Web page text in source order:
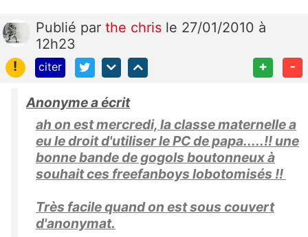
Publié par the chris le 27/01/2010 à
12h23
!
citer + -
Anonyme a écrit
ah on est mercredi, la classe maternelle a
eu le droit d'utiliser le PC de papa.....!! une
bonne bande de gogols boutonneux à
souhait ces freefanboys lobotomisés !!
Très facile quand on est sous couvert
d'anonymat.